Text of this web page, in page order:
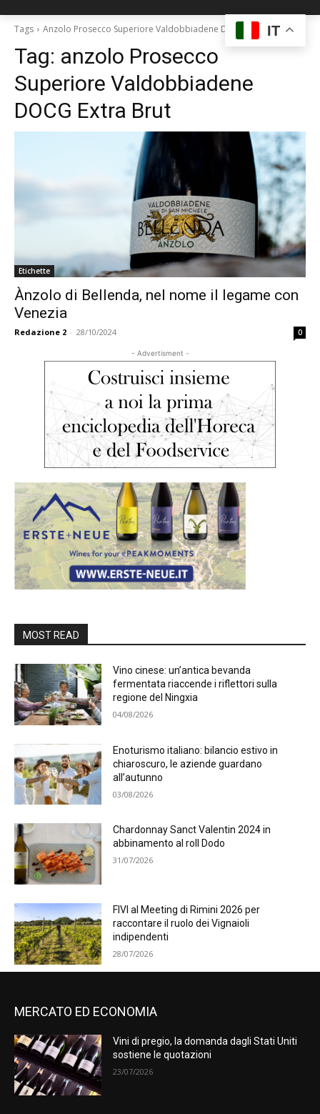
Tags Anzolo Prosecco Superiore Valdobbiadene DOCG Extra Brut
Tag: anzolo Prosecco
Superiore Valdobbiadene
DOCG Extra Brut
Etichette
Ànzolo di Bellenda, nel nome il legame con
Venezia
Redazione 2 - 28/10/2024 0
- Advertisment -
MOST READ
Vino cinese: un’antica bevanda
fermentata riaccende i riflettori sulla
regione del Ningxia
04/08/2026
Enoturismo italiano: bilancio estivo in
chiaroscuro, le aziende guardano
all’autunno
03/08/2026
Chardonnay Sanct Valentin 2024 in
abbinamento al roll Dodo
31/07/2026
FIVI al Meeting di Rimini 2026 per
raccontare il ruolo dei Vignaioli
indipendenti
28/07/2026
MERCATO ED ECONOMIA
Vini di pregio, la domanda dagli Stati Uniti
sostiene le quotazioni
23/07/2026
IT